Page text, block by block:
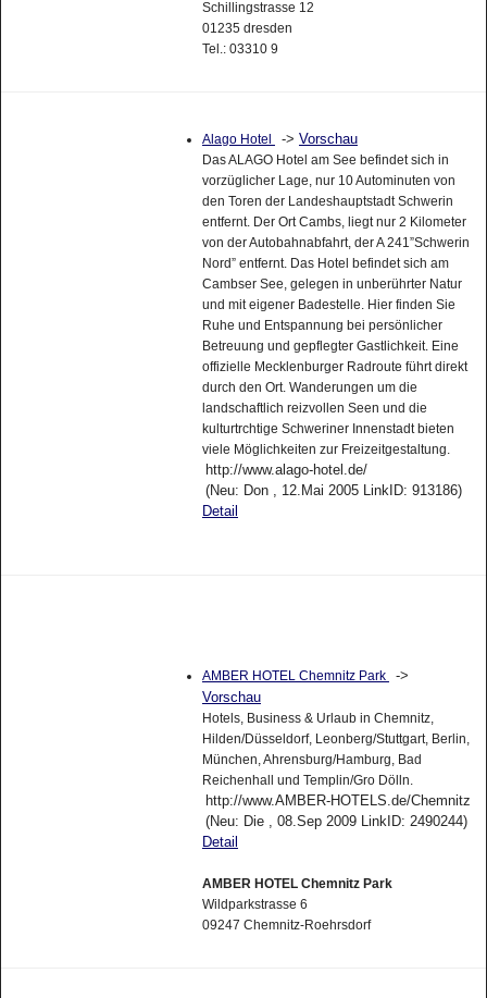
Schillingstrasse 12
01235 dresden
Tel.: 03310 9
Alago Hotel -> Vorschau
Das ALAGO Hotel am See befindet sich in
vorzüglicher Lage, nur 10 Autominuten von
den Toren der Landeshauptstadt Schwerin
entfernt. Der Ort Cambs, liegt nur 2 Kilometer
von der Autobahnabfahrt, der A 241”Schwerin
Nord” entfernt. Das Hotel befindet sich am
Cambser See, gelegen in unberührter Natur
und mit eigener Badestelle. Hier finden Sie
Ruhe und Entspannung bei persönlicher
Betreuung und gepflegter Gastlichkeit. Eine
offizielle Mecklenburger Radroute führt direkt
durch den Ort. Wanderungen um die
landschaftlich reizvollen Seen und die
kulturtrchtige Schweriner Innenstadt bieten
viele Möglichkeiten zur Freizeitgestaltung.
http://www.alago-hotel.de/
(Neu: Don , 12.Mai 2005 LinkID: 913186)
Detail
AMBER HOTEL Chemnitz Park
->
Vorschau
Hotels, Business & Urlaub in Chemnitz,
Hilden/Düsseldorf, Leonberg/Stuttgart, Berlin,
München, Ahrensburg/Hamburg, Bad
Reichenhall und Templin/Gro Dölln.
http://www.AMBER-HOTELS.de/Chemnitz
(Neu: Die , 08.Sep 2009 LinkID: 2490244)
Detail
AMBER HOTEL Chemnitz Park
Wildparkstrasse 6
09247 Chemnitz-Roehrsdorf